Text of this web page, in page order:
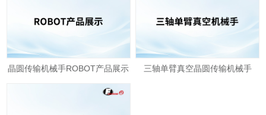
晶圆传输机械手ROBOT产品展示 三轴单臂真空晶圆传输机械手